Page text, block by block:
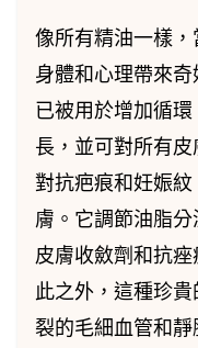
像所有精油一樣，
身體和心理帶來
已被用於增加循
長，並可對所有
對抗疤痕和妊娠
膚。它調節油脂
皮膚收斂劑和抗
此之外，這種珍
裂的毛細血管和靜